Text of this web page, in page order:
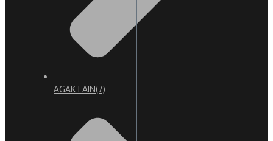
AGAK LAIN(7)